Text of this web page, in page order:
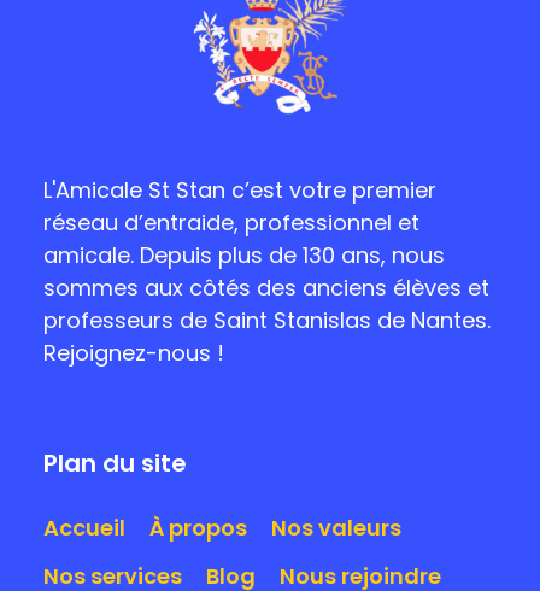
L'Amicale St Stan c’est votre premier
réseau d’entraide, professionnel et
amicale. Depuis plus de 130 ans, nous
sommes aux côtés des anciens élèves et
professeurs de Saint Stanislas de Nantes.
Rejoignez-nous !
Plan du site
Accueil À propos
Nos valeurs
Nos services
Blog Nous rejoindre